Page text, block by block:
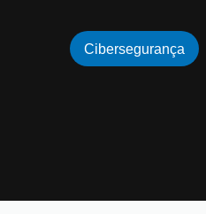
Cibersegurança